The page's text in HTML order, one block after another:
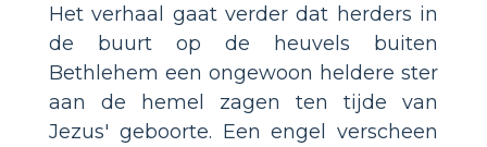
Het verhaal gaat verder dat herders in
de buurt op de heuvels buiten
Bethlehem een ongewoon heldere ster
aan de hemel zagen ten tijde van
Jezus' geboorte. Een engel verscheen